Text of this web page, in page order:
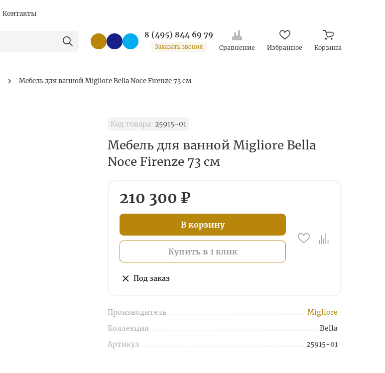
Контакты
8 (495) 844 69 79
Заказать звонок Сравнение Избранное Корзина
Мебель для ванной Migliore Bella Noce Firenze 73 см
Код товара: 25915-01
Мебель для ванной Migliore Bella
Noce Firenze 73 см
210 300 ₽
В корзину
Купить в 1 клик
Под заказ
Производитель
Migliore
Коллекция
Bella
Артикул
25915-01